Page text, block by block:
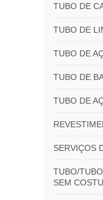
TUBO DE
TUBO DE
TUBO DE
TUBO DE
TUBO DE
SERVIÇOS
TUBO/
SEM